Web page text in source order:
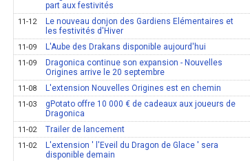
part aux festivités
11-12
Le nouveau donjon des Gardiens Elémentaires et
les festivités d'Hiver
11-09 L'Aube des Drakans disponible aujourd'hui
11-09
Dragonica continue son expansion - Nouvelles
Origines arrive le 20 septembre
11-08 L'extension Nouvelles Origines est en chemin
11-03
gPotato offre 10 000 € de cadeaux aux joueurs de
Dragonica
11-02 Trailer de lancement
11-02
L'extension ' l'Eveil du Dragon de Glace ' sera
disponible demain